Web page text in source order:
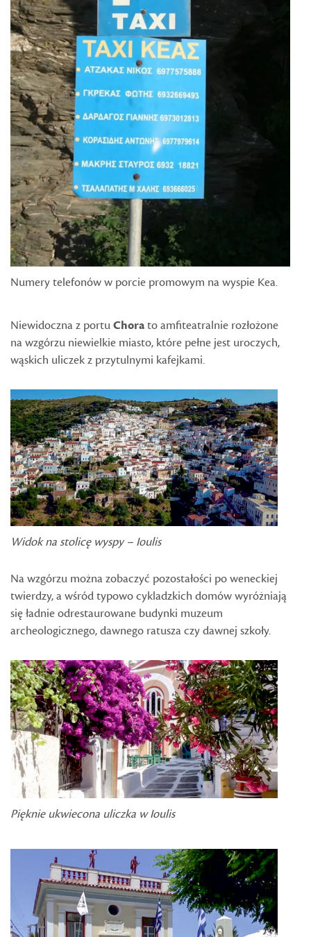
Numery telefonów w porcie promowym na wyspie Kea.
Niewidoczna z portuChorato amfiteatralnie rozłożone
na wzgórzu niewielkie miasto, które pełne jest uroczych,
wąskich uliczek z przytulnymi kafejkami.
Widok na stolicę wyspy – Ioulis
Na wzgórzu można zobaczyć pozostałości po weneckiej
twierdzy, a wśród typowo cykladzkich domów wyróżniają
się ładnie odrestaurowane budynki muzeum
archeologicznego, dawnego ratusza czy dawnej szkoły.
Pięknie ukwiecona uliczka w Ioulis